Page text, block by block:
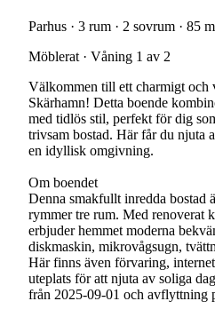
Parhus · 3 rum · 2 sovrum · 85
Möblerat · Våning 1 av 2
Välkommen till ett charmigt och
Skärhamn! Detta boende
med tidlös stil, perfekt för dig
trivsam bostad. Här får du njuta
en idyllisk omgivning.
Om boendet
Denna smakfullt inredda bostad
rymmer tre rum. Med renoverat
erbjuder hemmet moderna
diskmaskin, mikrovågsugn,
Här finns även förvaring,
uteplats för att njuta av soliga
från 2025-09-01 och avflyttning